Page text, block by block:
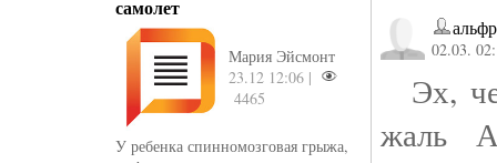
самолет
Мария Эйсмонт
23.12 12:06 |
4465
У ребенка спинномозговая грыжа,
02.03.
Эх,
жаль